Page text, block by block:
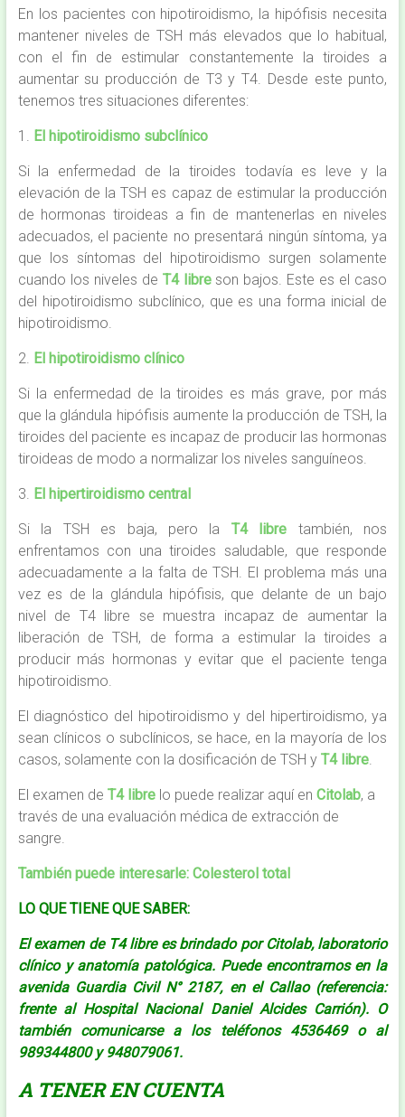
En los pacientes con hipotiroidismo, la hipófisis necesita
mantener niveles de TSH más elevados que lo habitual,
con el fin de estimular constantemente la tiroides a
aumentar su producción de T3 y T4. Desde este punto,
tenemos tres situaciones diferentes:
1. El hipotiroidismo subclínico
Si la enfermedad de la tiroides todavía es leve y la
elevación de la TSH es capaz de estimular la producción
de hormonas tiroideas a fin de mantenerlas en niveles
adecuados, el paciente no presentará ningún síntoma, ya
que los síntomas del hipotiroidismo surgen solamente
cuando los niveles de T4 libre son bajos. Este es el caso
del hipotiroidismo subclínico, que es una forma inicial de
hipotiroidismo.
2. El hipotiroidismo clínico
Si la enfermedad de la tiroides es más grave, por más
que la glándula hipófisis aumente la producción de TSH, la
tiroides del paciente es incapaz de producir las hormonas
tiroideas de modo a normalizar los niveles sanguíneos.
3. El hipertiroidismo central
Si la TSH es baja, pero la T4 libre también, nos
enfrentamos con una tiroides saludable, que responde
adecuadamente a la falta de TSH. El problema más una
vez es de la glándula hipófisis, que delante de un bajo
nivel de T4 libre se muestra incapaz de aumentar la
liberación de TSH, de forma a estimular la tiroides a
producir más hormonas y evitar que el paciente tenga
hipotiroidismo.
El diagnóstico del hipotiroidismo y del hipertiroidismo, ya
sean clínicos o subclínicos, se hace, en la mayoría de los
casos, solamente con la dosificación de TSH y T4 libre.
El examen de T4 librelo puede realizar aquí en Citolab, a
través de una evaluación médica de extracción de
sangre.
También puedeinteresarle: Colesterol total
LO QUE TIENE QUE SABER:
El examen de T4 libre es brindado por Citolab, laboratorio
clínico y anatomía patológica. Puede encontrarnos en la
avenida Guardia Civil N° 2187, en el Callao (referencia:
frente al Hospital Nacional Daniel Alcides Carrión). O
también comunicarse a los teléfonos 4536469 o al
989344800 y 948079061.
A TENER EN CUENTA